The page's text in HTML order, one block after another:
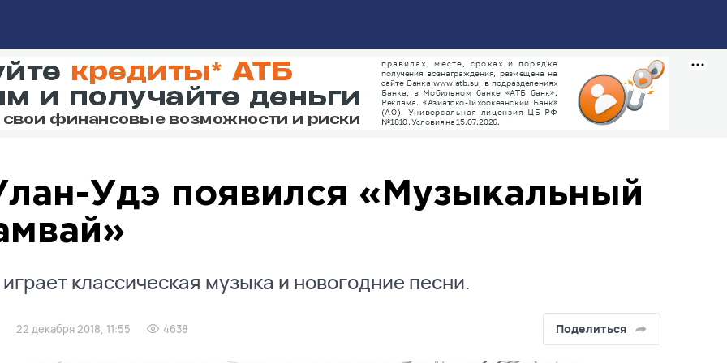
Удэ появился «Музыкальный
классическая музыка и новогодние песни.
22 декабря 2018, 11:55 4638 Поделиться